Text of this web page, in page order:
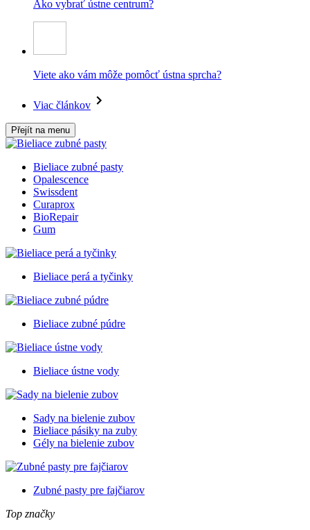
Ako vybrať ústne centrum?
Viete ako vám môže pomôcť ústna sprcha?
Viac článkov
Přejít na menu
Bieliace zubné pasty
Opalescence
Swissdent
Curaprox
BioRepair
Gum
Bieliace perá a tyčinky
Bieliace zubné púdre
Bieliace ústne vody
Sady na bielenie zubov
Bieliace pásiky na zuby
Gély na bielenie zubov
Zubné pasty pre fajčiarov
Top značky